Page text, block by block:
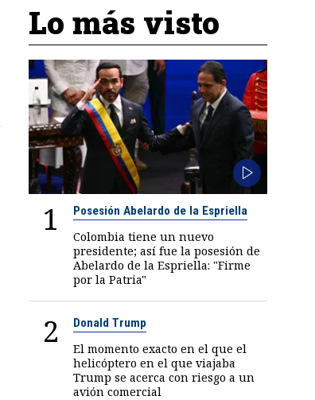
Lo más visto
1 Posesión Abelardo de la Espriella
Colombia tiene un nuevo
presidente; así fue la posesión de
Abelardo de la Espriella: "Firme
por la Patria"
2 Donald Trump
El momento exacto en el que el
helicóptero en el que viajaba
Trump se acerca con riesgo a un
avión comercial